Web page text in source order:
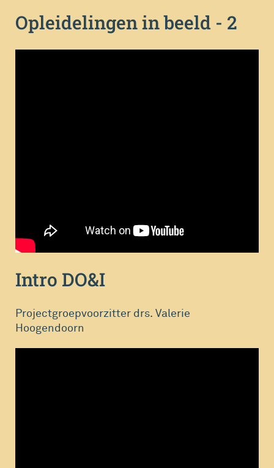
Opleidelingen in beeld - 2
Intro DO&I
Projectgroepvoorzitter drs. Valerie
Hoogendoorn